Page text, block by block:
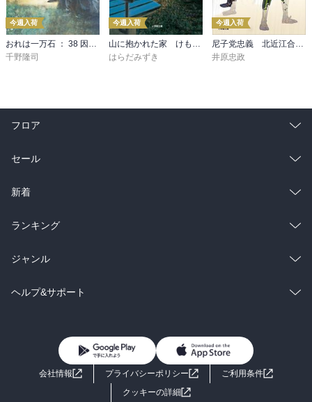
今週入荷
千野隆司
今週入荷
はらだみずき
今週入荷
井原忠政
フロア
総合
ラノベ
雑誌・グラビア
BL・TL
セール
総合
ラノベ
雑誌・グラビア
BL・TL
新着
総合
ラノベ
雑誌・グラビア
ランキング
総合
ラノベ
ジャンル
コミック
ライトノベル 男子向けラノベ
小説
ヘルプ&サポート
よくあるご質問 お問い合わせ
会社情報 プライバシーポリシー
ご利用条件
クッキーの詳細